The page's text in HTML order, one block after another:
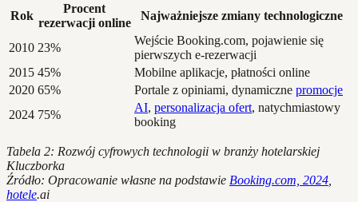
Rok
Procent
rezerwacji online
Najważniejsze zmiany technologiczne
2010 23%
Wejście Booking.com, pojawienie się
pierwszych e-rezerwacji
2015 45%
Mobilne aplikacje, płatności online
2020 65% Portale z opiniami, dynamiczne promocje
2024 75%
AI, personalizacja ofert, natychmiastowy
booking
Tabela 2: Rozwój cyfrowych technologii w branży hotelarskiej
Kluczborka
Źródło: Opracowanie własne na podstawie Booking.com, 2024
hotele.ai